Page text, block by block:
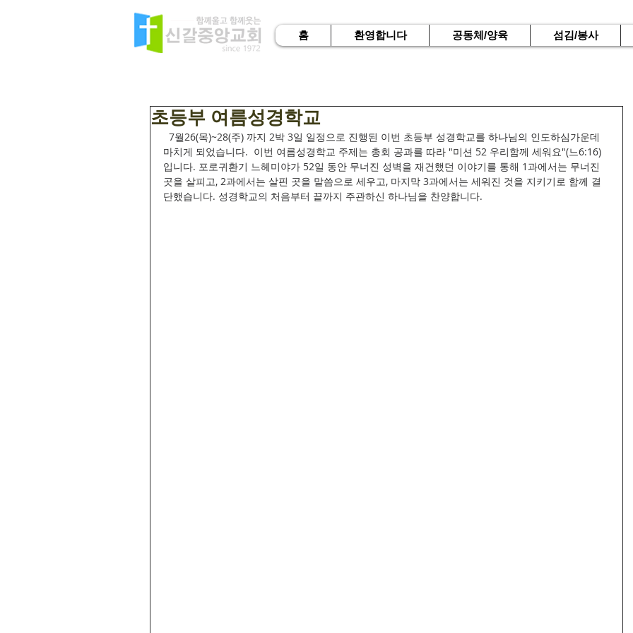
홈 환영합니다 공동체/양육 섬김/봉사
초등부 여름성경학교
마치게 되었습니다.  이번 여름성경학교 주제는 총회 공과를 따라 "미션 52 우리함께 세워요"(느6:16)
입니다. 포로귀환기 느헤미야가 52일 동안 무너진 성벽을 재건했던 이야기를 통해 1과에서는 무너진
곳을 살피고, 2과에서는 살핀 곳을 말씀으로 세우고, 마지막 3과에서는 세워진 것을 지키기로 함께 결
단했습니다. 성경학교의 처음부터 끝까지 주관하신 하나님을 찬양합니다.